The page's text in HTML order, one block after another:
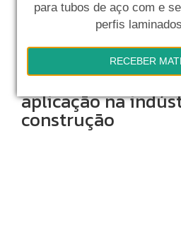
para tubos de aço com e
perfis
RECEBER
Chapas de aço –
aplicação na
construção